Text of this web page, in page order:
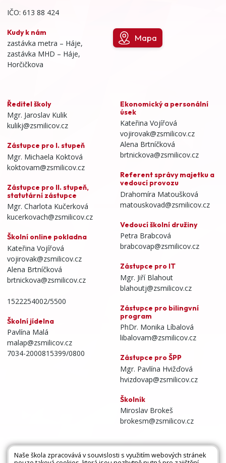
IČO: 613 88 424
Kudy k nám
zastávka metra – Háje,
zastávka MHD – Háje,
Horčičkova
Mapa
Ředitel školy
Mgr. Jaroslav Kulik
kulikj@zsmilicov.cz
Zástupce pro I. stupeň
Mgr. Michaela Koktová
koktovam@zsmilicov.cz
Zástupce pro II. stupeň,
statutární zástupce
Mgr. Charlota Kučerková
kucerkovach@zsmilicov.cz
Školní online pokladna
Kateřina Vojířová
vojirovak@zsmilicov.cz
Alena Brtníčková
brtnickova@zsmilicov.cz
1522254002/5500
Školní jídelna
Pavlína Malá
malap@zsmilicov.cz
7034-2000815399/0800
Ekonomický a personální
úsek
Kateřina Vojířová
vojirovak@zsmilicov.cz
Alena Brtníčková
brtnickova@zsmilicov.cz
Referent správy majetku a
vedoucí provozu
Drahomíra Matoušková
matouskovad@zsmilicov.cz
Vedoucí školní družiny
Petra Brabcová
brabcovap@zsmilicov.cz
Zástupce pro IT
Mgr. Jiří Blahout
blahoutj@zsmilicov.cz
Zástupce pro bilingvní
program
PhDr. Monika Líbalová
libalovam@zsmilicov.cz
Zástupce pro ŠPP
Mgr. Pavlína Hvižďová
hvizdovap@zsmilicov.cz
Školník
Miroslav Brokeš
brokesm@zsmilicov.cz
Naše škola zpracovává v souvislosti s využitím webových stránek